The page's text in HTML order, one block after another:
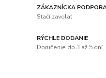
ZÁKAZNÍCKA
Stačí zavolať
RÝCHLE DODANIE
Doručenie do 3 až 5 dní